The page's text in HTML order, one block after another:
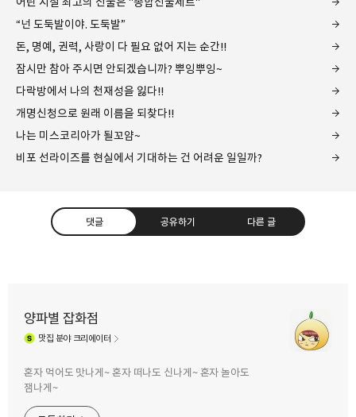
“넌 도둑발이야. 도둑발”
돈, 명예, 권력, 사랑이 다 필요 없어 지는 순간!!
잠시만 참아 주시면 안되겠습니까? 뿌잉뿌잉~
다락방에서 나의 천재성을 잃다!!
개명신청으로 원래 이름을 되찾다!!
나는 미스코리아가 될꼬얌~
비포 선라이즈를 현실에서 기대하는 건 어려운 일일까?
댓글 공유하기 다른 글
양파별 잡화점
맛집 분야 크리에이터
혼자 먹어도 맛나게~ 혼자 떠나도 신나게~ 혼자 놀아도
잼나게~